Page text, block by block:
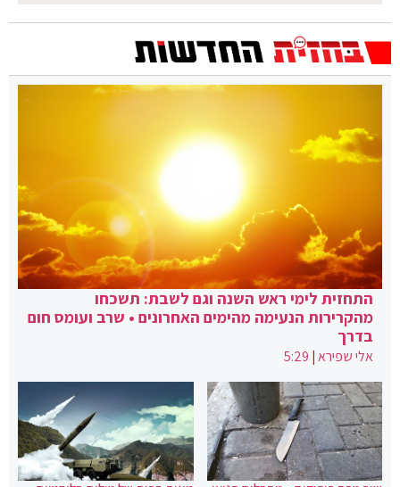
התחזית לימי ראש השנה וגם לשבת: תשכחו
מהקרירות הנעימה מהימים האחרונים • שרב ועומס חום
בדרך
אלי שפירא|
5:29